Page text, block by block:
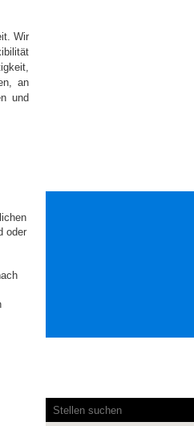
Wir
an
und
oder
können